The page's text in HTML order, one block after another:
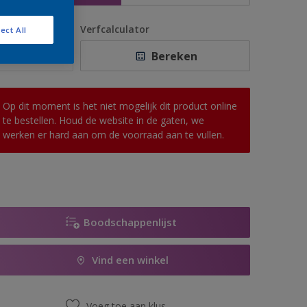
Verfcalculator
Bereken
Op dit moment is het niet mogelijk dit product online
te bestellen. Houd de website in de gaten, we
werken er hard aan om de voorraad aan te vullen.
Boodschappenlijst
Vind een winkel
All